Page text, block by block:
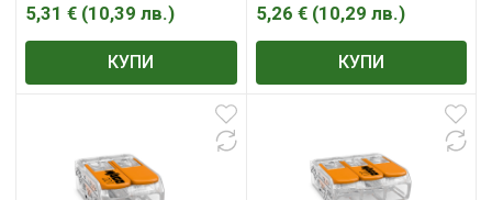
5,31 € (10,39 лв.)
КУПИ
5,26 € (10,29 лв.)
КУПИ